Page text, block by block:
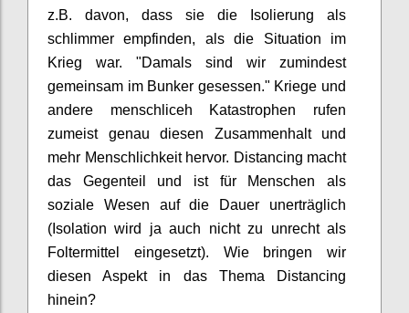
z.B. davon, dass sie die Isolierung als
schlimmer empfinden, als die Situation im
Krieg war. "Damals sind wir zumindest
gemeinsam im Bunker gesessen." Kriege und
andere menschliceh Katastrophen rufen
zumeist genau diesen Zusammenhalt und
mehr Menschlichkeit hervor. Distancing macht
das Gegenteil und ist für Menschen als
soziale Wesen auf die Dauer unerträglich
(Isolation wird ja auch nicht zu unrecht als
Foltermittel eingesetzt). Wie bringen wir
diesen Aspekt in das Thema Distancing
hinein?